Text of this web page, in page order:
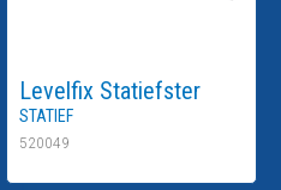
Levelfix Statiefster
Statief
520049